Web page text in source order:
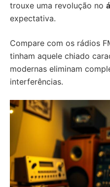
trouxe uma revolução no
expectativa.
Compare com os rádios
tinham aquele chiado
modernas eliminam
interferências.